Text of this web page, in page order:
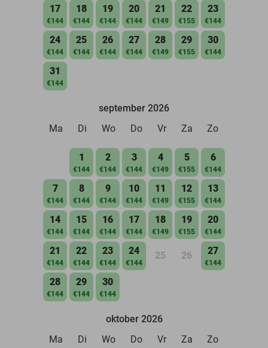
17
€144
18
€144
19
€144
20
€144
21
€149
22
€155
23
€144
24
€144
25
€144
26
€144
27
€144
28
€149
29
€155
30
€144
31
€144
september 2026
Ma
Di Wo Do Vr Za Zo
1
€144
2
€144
3
€144
4
€149
5
€155
6
€144
7
€144
8
€144
9
€144
10
€144
11
€149
12
€155
13
€144
14
€144
15
€144
16
€144
17
€144
18
€149
19
€155
20
€144
21
€144
22
€144
23
€144
24
€144
25 26 27
€144
28
€144
29
€144
30
€144
oktober 2026
Ma
Di Wo Do Vr Za Zo